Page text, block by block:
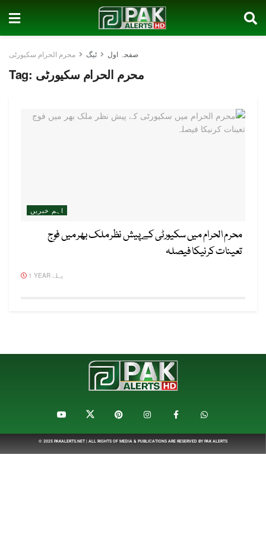
صفحہ اول ٹیگ محرم الحرام سکیورٹی
Tag: محرم الحرام سکیورٹی
اہم خبریں
محرم الحرام میں سکیورٹی کے پیش نظر ملک بھر میں فوج
تعینات کرنیکا فیصلہ
1 YEAR پہلے
© 2025 PAKALERTS.NET| ALL RIGHTS OF MEDIA & PUBLICATIONS ARE RESERVED BY PAK ALERTS